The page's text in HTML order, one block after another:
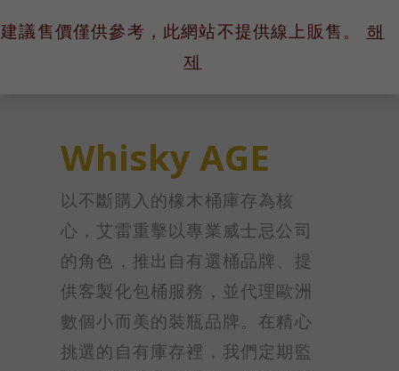
建議售價僅供參考，此網站不提供線上販售。 해
제
텐
Whisky AGE
以不斷購入的橡木桶庫存為核
心，艾雷重擊以專業威士忌公司
的角色，推出自有選桶品牌、提
供客製化包桶服務，並代理歐洲
數個小而美的裝瓶品牌。在精心
挑選的自有庫存裡，我們定期監